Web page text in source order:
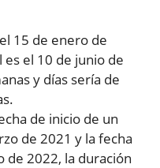
15 de enero de
es el 10 de junio de
y días sería de
de inicio de un
de 2021 y la fecha
de 2022, la duración